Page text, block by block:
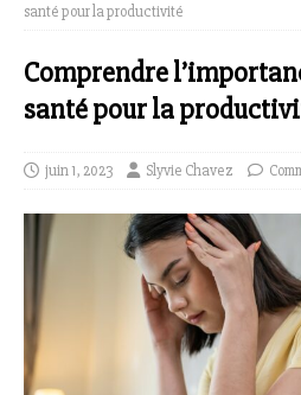
santé pour la productivité
Comprendre
santé pour la
juin 1, 2023 Slyvie Chavez